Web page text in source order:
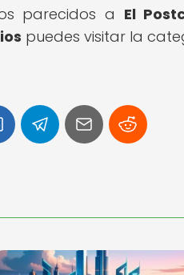
parecidos a El
puedes visitar la